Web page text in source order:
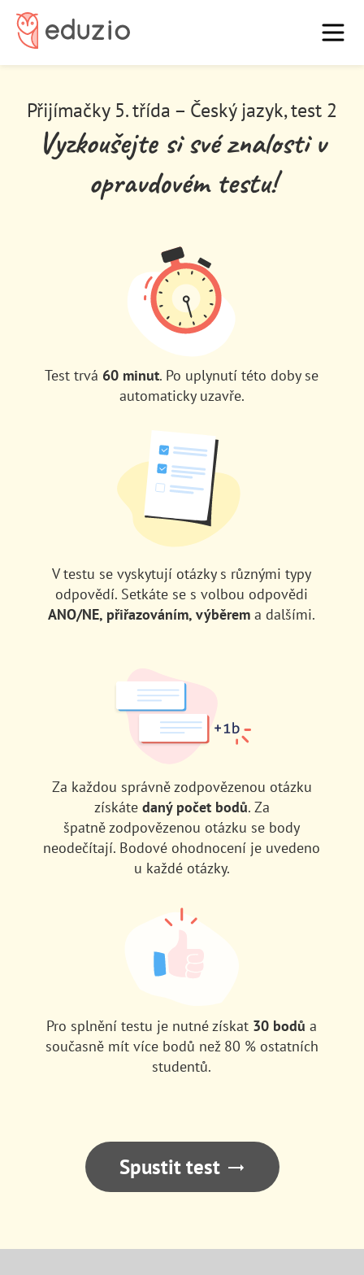
Blog
Vysoká škola
Domů
Přihlásit Registrovat
Přijímačky 5. třída – Český jazyk, test 2
Vyzkoušejte si své znalosti v
opravdovém testu!
Test trvá 60 minut. Po uplynutí této doby se
automaticky uzavře.
V testu se vyskytují otázky s různými typy
odpovědí. Setkáte se s volbou odpovědi
ANO/NE, přiřazováním, výběrem a dalšími.
Za každou správně zodpovězenou otázku
získáte daný počet bodů. Za
špatně zodpovězenou otázku se body
neodečítají. Bodové ohodnocení je uvedeno
u každé otázky.
Pro splnění testu je nutné získat 30 bodů a
současně mít více bodů než 80 % ostatních
studentů.
Spustit test